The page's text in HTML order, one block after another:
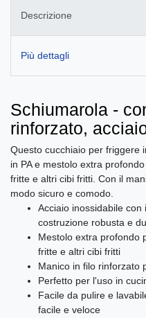
Descrizione
Più dettagli
Schiumarola -
rinforzato,
Questo cucchiaio per friggere
in PA e mestolo extra
fritte e altri cibi fritti. Con il
modo sicuro e comodo.
Acciaio inossidabile con
costruzione robusta e
Mestolo extra profondo
fritte e altri cibi fritti
Manico in filo rinforzato
Perfetto per l'uso in
Facile da pulire e
facile e veloce